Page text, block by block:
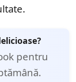
pentru